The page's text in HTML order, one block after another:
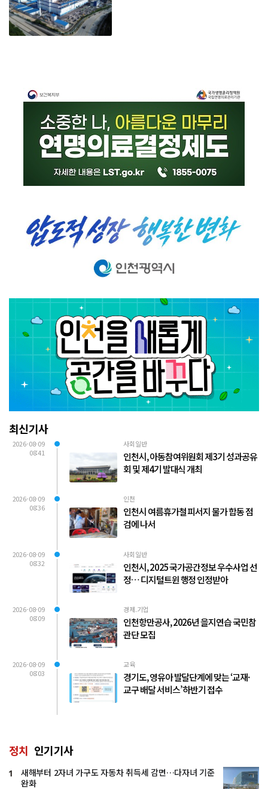
최신기사
2026-08-09
08:41
사회일반
인천시, 아동참여위원회 제3기 성과공유
회 및 제4기 발대식 개최
2026-08-09
08:36
인천
인천시 여름휴가철 피서지 물가 합동 점
검에 나서
2026-08-09
08:32
사회일반
인천시, 2025 국가공간정보 우수사업 선
정… 디지털트윈 행정 인정받아
2026-08-09
08:09
경제.기업
인천항만공사, 2026년 을지연습 국민참
관단 모집
2026-08-09
08:03
교육
경기도, 영유아 발달단계에 맞는 ‘교재·
교구 배달 서비스’ 하반기 접수
정치 인기기사
1
새해부터 2자녀 가구도 자동차 취득세 감면…다자녀 기준
완화